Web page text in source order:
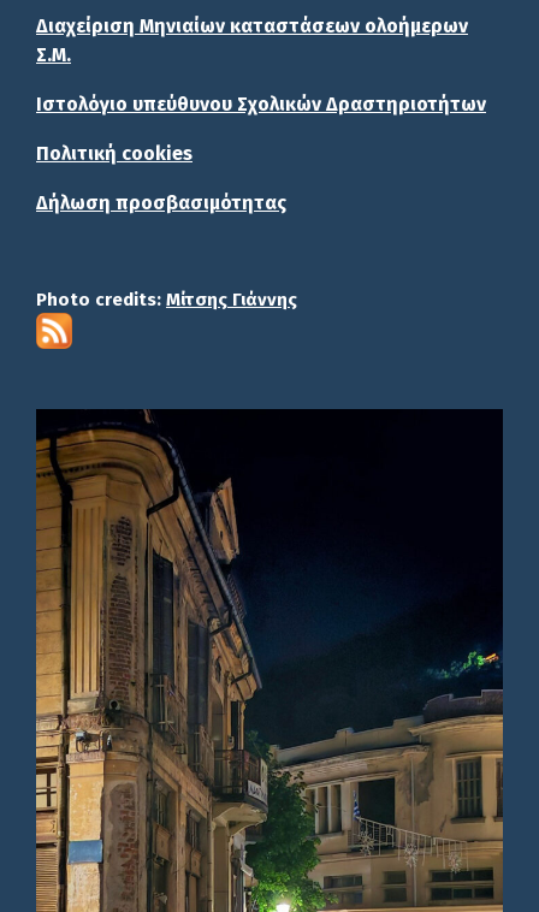
Διαχείριση Μηνιαίων καταστάσεων ολοήμερων
Σ.Μ.
Ιστολόγιο υπεύθυνου Σχολικών Δραστηριοτήτων
Πολιτική cookies
Δήλωση προσβασιμότητας
Photo credits: Μίτσης Γιάννης